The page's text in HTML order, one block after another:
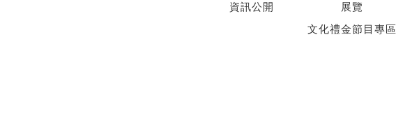
資訊公開
展覽
文化禮金節目專區